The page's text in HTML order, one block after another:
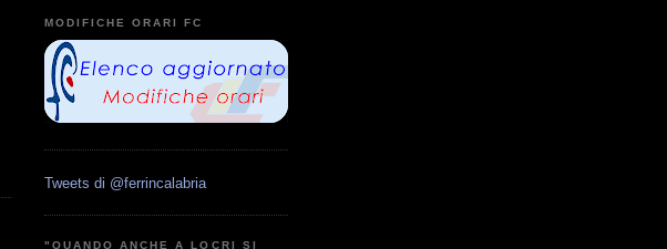
MODIFICHE ORARI FC
Tweets di @ferrincalabria
"QUANDO ANCHE A LOCRI SI